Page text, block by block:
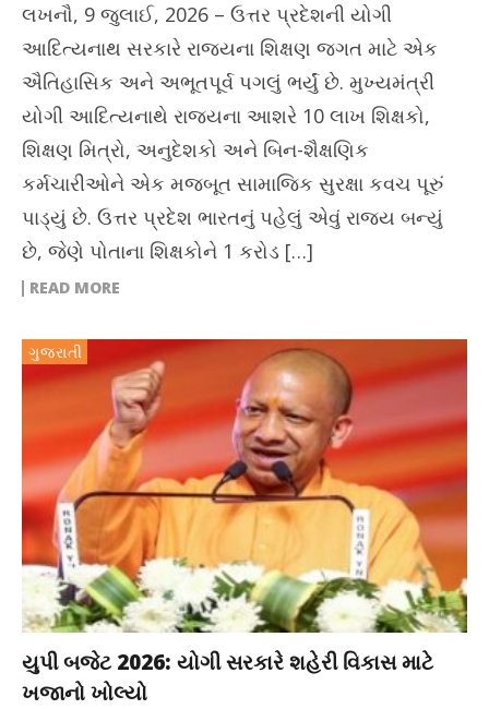
લખનૌ, 9 જુલાઈ, 2026 – ઉત્તર પ્રદેશની યોગી
આદિત્યનાથ સરકારે રાજ્યના શિક્ષણ જગત માટે એક
ઐતિહાસિક અને અભૂતપૂર્વ પગલું ભર્યું છે. મુખ્યમંત્રી
યોગી આદિત્યનાથે રાજ્યના આશરે 10 લાખ શિક્ષકો,
શિક્ષણ મિત્રો, અનુદેશકો અને બિન-શૈક્ષણિક
કર્મચારીઓને એક મજબૂત સામાજિક સુરક્ષા કવચ પૂરું
પાડ્યું છે. ઉત્તર પ્રદેશ ભારતનું પહેલું એવું રાજ્ય બન્યું
છે, જેણે પોતાના શિક્ષકોને 1 કરોડ […]
READ MORE
ગુજરાતી
યુપી બજેટ 2026: યોગી સરકારે શહેરી વિકાસ માટે
ખજાનો ખોલ્યો